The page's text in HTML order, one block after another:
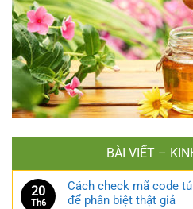
BÀI VIẾT –
20
Th6
Cách check mã code
để phân biệt thật giả